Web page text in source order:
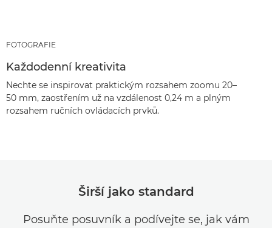
FOTOGRAFIE
Každodenní kreativita
Nechte se inspirovat praktickým rozsahem zoomu 20–
50 mm, zaostřením už na vzdálenost 0,24 m a plným
rozsahem ručních ovládacích prvků.
Širší jako standard
Posuňte posuvník a podívejte se, jak vám